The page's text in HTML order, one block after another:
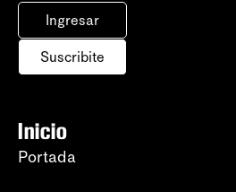
Ingresar
Suscribite
Inicio
Portada